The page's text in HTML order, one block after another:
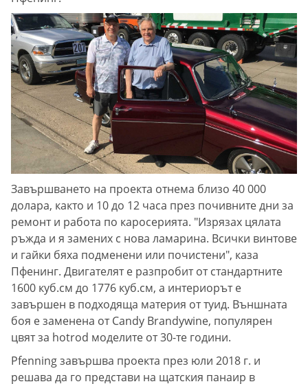
Завършването на проекта отнема близо 40 000
долара, както и 10 до 12 часа през почивните дни за
ремонт и работа по каросерията. "Изрязах цялата
ръжда и я замених с нова ламарина. Всички винтове
и гайки бяха подменени или почистени", каза
Пфенинг. Двигателят е разпробит от стандартните
1600 куб.см до 1776 куб.см, а интериорът е
завършен в подходяща материя от туид. Външната
боя е заменена от Candy Brandywine, популярен
цвят за hotrod моделите от 30-те години.
Pfenning завършва проекта през юли 2018 г. и
решава да го представи на щатския панаир в